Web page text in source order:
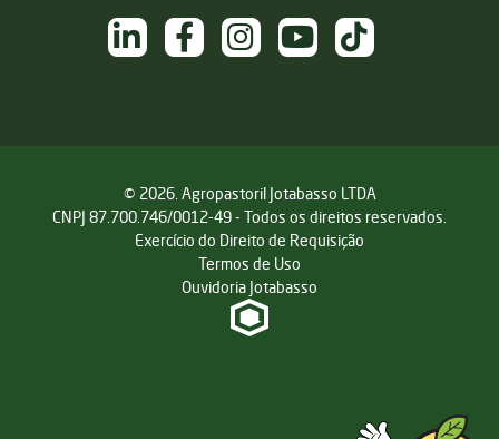
NAS REDES SOCIAIS
© 2026. Agropastoril Jotabasso LTDA
CNPJ 87.700.746/0012-49 - Todos os direitos reservados.
Exercício do Direito de Requisição
Termos de Uso
Ouvidoria Jotabasso